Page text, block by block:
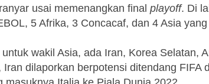
usai memenangkan final playoff. Di
5 Afrika, 3 Concacaf, dan 4 Asia
wakil Asia, ada Iran, Korea Selatan,
Iran dilaporkan berpotensi ditendang FIFA